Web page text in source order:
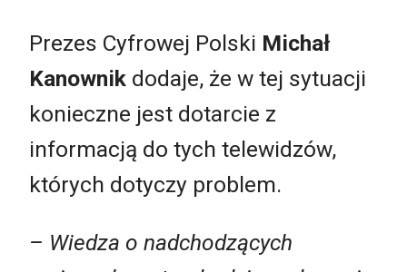
Prezes Cyfrowej Polski Michał
Kanownik dodaje, że w tej sytuacji
konieczne jest dotarcie z
informacją do tych telewidzów,
których dotyczy problem.
– Wiedza o nadchodzących